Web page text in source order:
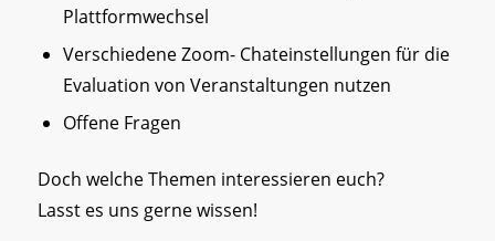
Plattformwechsel
Verschiedene Zoom- Chateinstellungen für die
Evaluation von Veranstaltungen nutzen
Offene Fragen
Doch welche Themen interessieren euch?
Lasst es uns gerne wissen!